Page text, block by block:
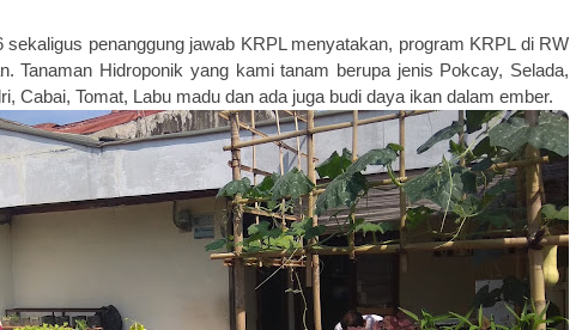
sekaligus penanggung jawab KRPL menyatakan, program KRPL di RW
Tanaman Hidroponik yang kami tanam berupa jenis Pokcay, Selada,
Cabai, Tomat, Labu madu dan ada juga budi daya ikan dalam ember.